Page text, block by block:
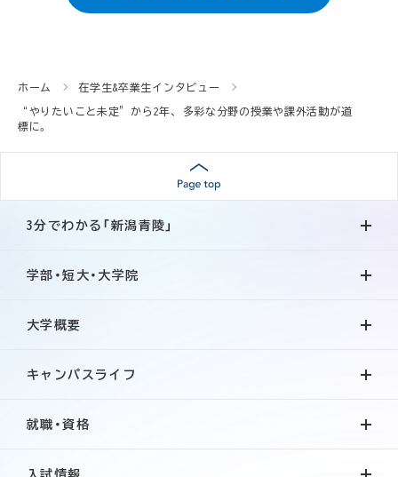
ホーム 在学生&卒業生インタビュー
“やりたいこと未定”から2年、 多彩な分野の授業や課外活動が道
標に。
3分でわかる「新潟青陵」
学部・短大・大学院
大学概要
キャンパスライフ
就職・資格
入試情報